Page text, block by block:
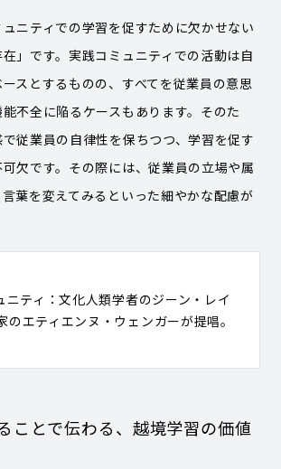
ニティでの学習を促すために欠かせない
」です。実践コミュニティでの活動は自
スとするものの、すべてを従業員の意思
不全に陥るケースもあります。そのた
従業員の自律性を保ちつつ、学習を促す
欠です。その際には、従業員の立場や属
葉を変えてみるといった細やかな配慮が
ニティ：文化人類学者のジーン・レイ
のエティエンヌ・ウェンガーが提唱。
ことで伝わる、越境学習の価値